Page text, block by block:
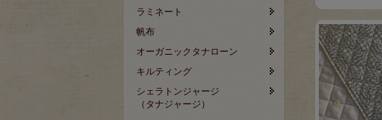
ラミネート
帆布
オーガニックタナローン
キルティング
シェラトンジャージ
（タナジャージ）